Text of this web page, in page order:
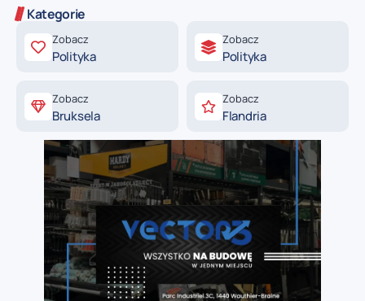
Kategorie
Zobacz
Polityka
Zobacz
Polityka
Zobacz
Bruksela
Zobacz
Flandria